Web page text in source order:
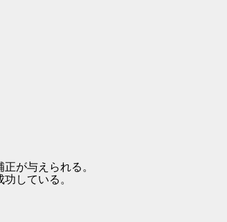
が与えられる。
している。